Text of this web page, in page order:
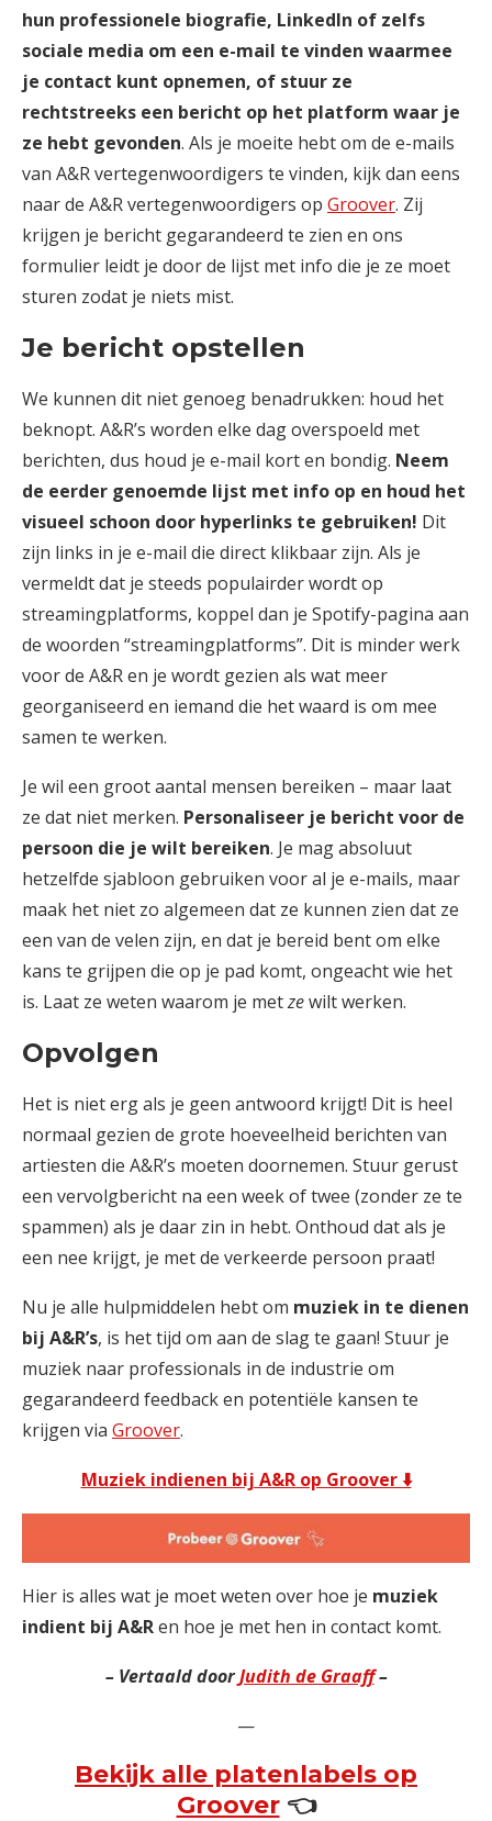
hun professionele biografie, LinkedIn of zelfs
sociale media om een e-mail te vinden waarmee
je contact kunt opnemen, of stuur ze
rechtstreeks een bericht op het platform waar je
ze hebt gevonden. Als je moeite hebt om de e-mails
van A&R vertegenwoordigers te vinden, kijk dan eens
naar de A&R vertegenwoordigers op Groover. Zij
krijgen je bericht gegarandeerd te zien en ons
formulier leidt je door de lijst met info die je ze moet
sturen zodat je niets mist.
Je bericht opstellen
We kunnen dit niet genoeg benadrukken: houd het
beknopt. A&R’s worden elke dag overspoeld met
berichten, dus houd je e-mail kort en bondig. Neem
de eerder genoemde lijst met info op en houd het
visueel schoon door hyperlinks te gebruiken! Dit
zijn links in je e-mail die direct klikbaar zijn. Als je
vermeldt dat je steeds populairder wordt op
streamingplatforms, koppel dan je Spotify-pagina aan
de woorden “streamingplatforms”. Dit is minder werk
voor de A&R en je wordt gezien als wat meer
georganiseerd en iemand die het waard is om mee
samen te werken.
Je wil een groot aantal mensen bereiken – maar laat
ze dat niet merken. Personaliseer je bericht voor de
persoon die je wilt bereiken. Je mag absoluut
hetzelfde sjabloon gebruiken voor al je e-mails, maar
maak het niet zo algemeen dat ze kunnen zien dat ze
een van de velen zijn, en dat je bereid bent om elke
kans te grijpen die op je pad komt, ongeacht wie het
is. Laat ze weten waarom je metzewilt werken.
Opvolgen
Het is niet erg als je geen antwoord krijgt! Dit is heel
normaal gezien de grote hoeveelheid berichten van
artiesten die A&R’s moeten doornemen. Stuur gerust
een vervolgbericht na een week of twee (zonder ze te
spammen) als je daar zin in hebt. Onthoud dat als je
een nee krijgt, je met de verkeerde persoon praat!
Nu je alle hulpmiddelen hebt om muziek in te dienen
bij A&R’s, is het tijd om aan de slag te gaan! Stuur je
muziek naar professionals in de industrie om
gegarandeerd feedback en potentiële kansen te
krijgen via Groover.
Muziek indienen bij A&R op Groover ⬇️
Hier is alles wat je moet weten over hoe je muziek
indient bij A&Ren hoe je met hen in contact komt.
– Vertaald doorJudith de Graaff–
—
Bekijk alle platenlabels op
Groover👈